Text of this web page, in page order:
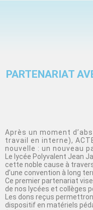
PARTENARIAT
Après un moment
travail en interne),
nouvelle : un nouveau
Le lycée Polyvalent Jean
cette noble cause à
d’une convention à long
Ce premier partenariat
de nos lycées et collèges
Les dons reçus
dispositif en matériels